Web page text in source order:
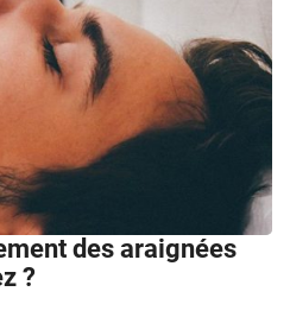
des araignées
?